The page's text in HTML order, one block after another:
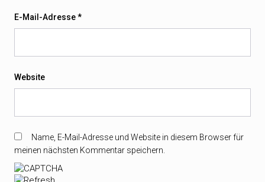
E-Mail-Adresse*
Website
Name, E-Mail-Adresse und Website in diesem Browser für
meinen nächsten Kommentar speichern.